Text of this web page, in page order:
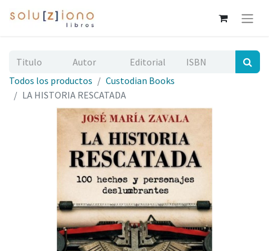
Todos los productos
Custodian Books
LA HISTORIA RESCATADA